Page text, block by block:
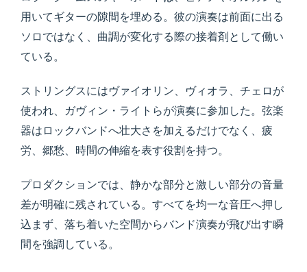
用いてギターの隙間を埋める。彼の演奏は前面に出る
ソロではなく、曲調が変化する際の接着剤として働い
ている。
ストリングスにはヴァイオリン、ヴィオラ、チェロが
使われ、ガヴィン・ライトらが演奏に参加した。弦楽
器はロックバンドへ壮大さを加えるだけでなく、疲
労、郷愁、時間の伸縮を表す役割を持つ。
プロダクションでは、静かな部分と激しい部分の音量
差が明確に残されている。すべてを均一な音圧へ押し
込まず、落ち着いた空間からバンド演奏が飛び出す瞬
間を強調している。